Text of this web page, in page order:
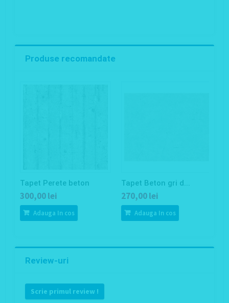
Produse recomandate
Tapet Perete beton
300,00 lei
Adauga In cos
Tapet Beton gri d...
270,00 lei
Adauga In cos
Review-uri
Scrie primul review !